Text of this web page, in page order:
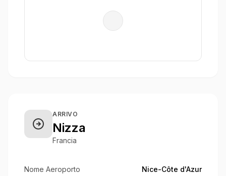
ARRIVO
Nizza
Francia
Nome Aeroporto Nice-Côte d'Azur